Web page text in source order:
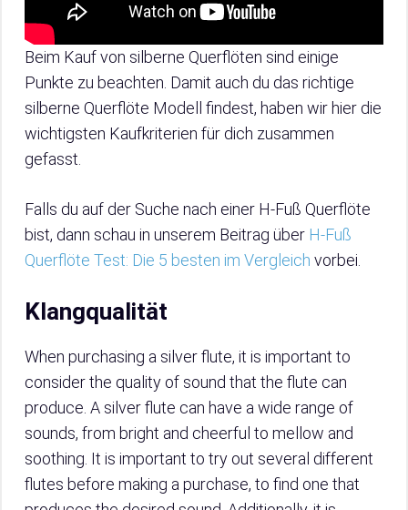
Beim Kauf von silberne Querflöten sind einige
Punkte zu beachten. Damit auch du das richtige
silberne Querflöte Modell findest, haben wir hier die
wichtigsten Kaufkriterien für dich zusammen
gefasst.
Falls du auf der Suche nach einer H-Fuß Querflöte
bist, dann schau in unserem Beitrag über H-Fuß
Querflöte Test: Die 5 besten im Vergleich vorbei.
Klangqualität
When purchasing a silver flute, it is important to
consider the quality of sound that the flute can
produce. A silver flute can have a wide range of
sounds, from bright and cheerful to mellow and
soothing. It is important to try out several different
flutes before making a purchase, to find one that